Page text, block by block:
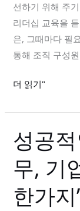
선하기 위해 주
리더십 교육을
은, 그때마다 필
통해 조직 구성
더
를
위
한
목
성
전
략!
더 읽기"
성공
무, 기
한가지’
성
공
적
하